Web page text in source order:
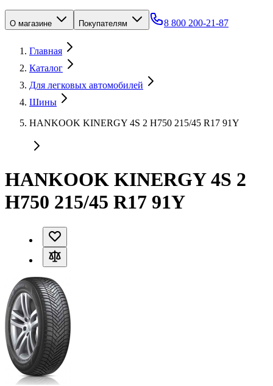
О магазине Покупателям 8 800 200-21-87
Главная
Каталог
Для легковых автомобилей
Шины
HANKOOK KINERGY 4S 2 H750 215/45 R17 91Y
HANKOOK KINERGY 4S 2
H750 215/45 R17 91Y